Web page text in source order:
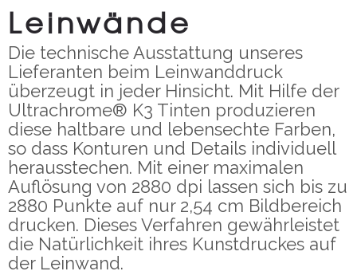
Leinwände
Die technische Ausstattung unseres
Lieferanten beim Leinwanddruck
überzeugt in jeder Hinsicht. Mit Hilfe der
Ultrachrome® K3 Tinten produzieren
diese haltbare und lebensechte Farben,
so dass Konturen und Details individuell
herausstechen. Mit einer maximalen
Auflösung von 2880 dpi lassen sich bis zu
2880 Punkte auf nur 2,54 cm Bildbereich
drucken. Dieses Verfahren gewährleistet
die Natürlichkeit ihres Kunstdruckes auf
der Leinwand.